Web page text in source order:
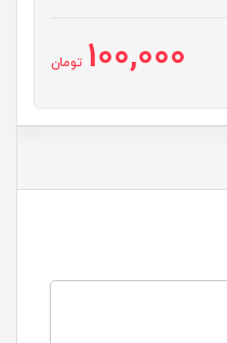
100,000 تومان